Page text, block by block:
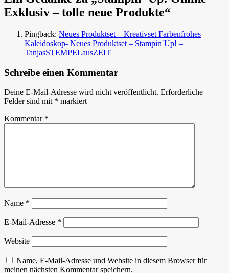
Exklusiv – tolle neue Produkte“
Pingback: Neues Produktset – Kreativset Farbenfrohes
Kaleidoskop- Neues Produktset – Stampin´Up! –
TanjasSTEMPELausZEIT
Schreibe einen Kommentar
Deine E-Mail-Adresse wird nicht veröffentlicht. Erforderliche
Felder sind mit * markiert
Kommentar *
Name *
E-Mail-Adresse *
Website
Name, E-Mail-Adresse und Website in diesem Browser für
meinen nächsten Kommentar speichern.